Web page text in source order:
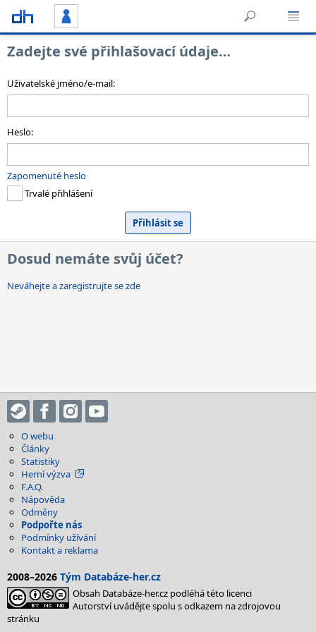
Zadejte své přihlašovací údaje…
Uživatelské jméno/e-mail:
Heslo:
Zapomenuté heslo
Trvalé přihlášení
Dosud nemáte svůj účet?
Neváhejte a zaregistrujte se zde
O webu
Články
Statistiky
Herní výzva
F.A.Q.
Nápověda
Odměny
Podpořte nás
Podmínky užívání
Kontakt a reklama
2008–2026 Tým Databáze-her.cz
Obsah Databáze-her.cz podléhá této licenci
Autorství uvádějte spolu s odkazem na zdrojovou
stránku